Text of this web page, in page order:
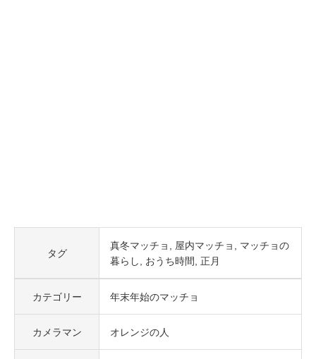
タグ
真冬マッチョ 屋内マッチョ
マッチョの
暮らし
おうち時間 正月
カテゴリー 年末年始のマッチョ
カメラマン オレンジの人